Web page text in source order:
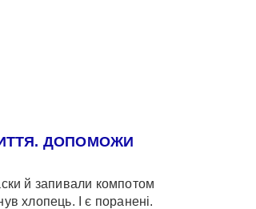
ДОПОМОЖИ
й запивали компотом
хлопець. І є поранені.